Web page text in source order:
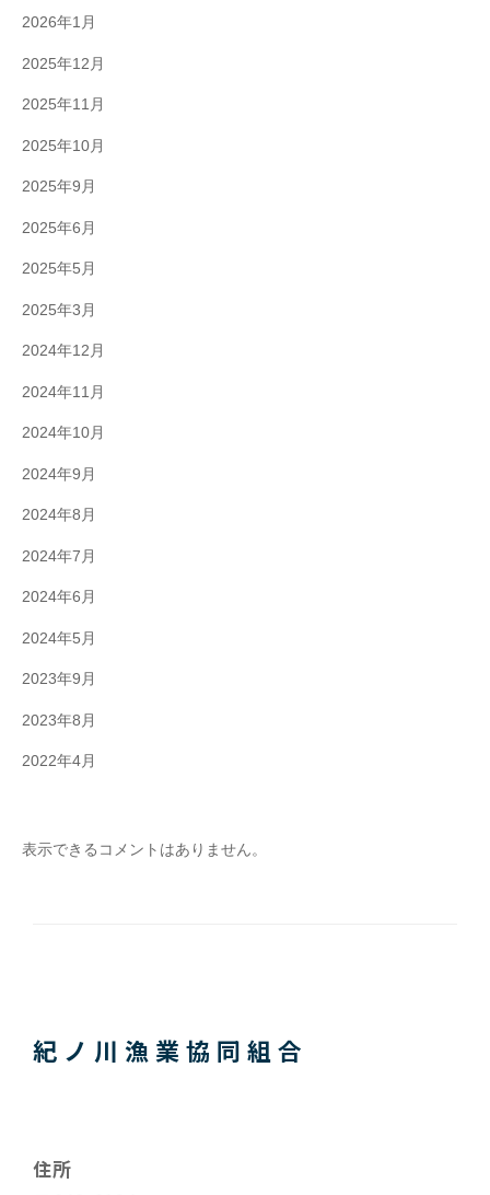
2026年1月
2025年12月
2025年11月
2025年10月
2025年9月
2025年6月
2025年5月
2025年3月
2024年12月
2024年11月
2024年10月
2024年9月
2024年8月
2024年7月
2024年6月
2024年5月
2023年9月
2023年8月
2022年4月
表示できるコメントはありません。
紀ノ川漁業協同組合
住所